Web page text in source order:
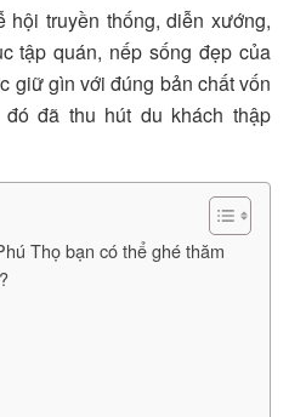
truyền thống, diễn xướng,
tập quán, nếp sống đẹp của
giữ gìn với đúng bản chất vốn
đã thu hút du khách thập
Thọ bạn có thể ghé thăm